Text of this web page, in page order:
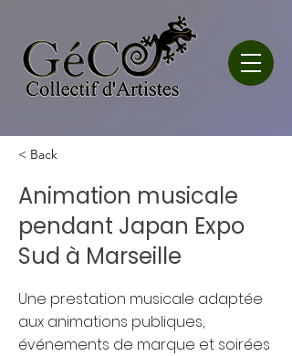
< Back
Animation musicale
pendant Japan Expo
Sud à Marseille
Une prestation musicale adaptée
aux animations publiques,
événements de marque et soirées